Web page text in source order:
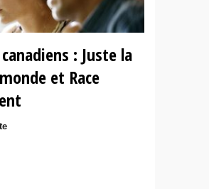
canadiens : Juste la
et Race